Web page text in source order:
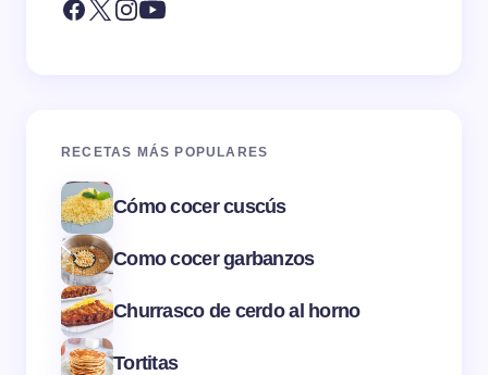
RECETAS MÁS POPULARES
Cómo cocer cuscús
Como cocer garbanzos
Churrasco de cerdo al horno
Tortitas